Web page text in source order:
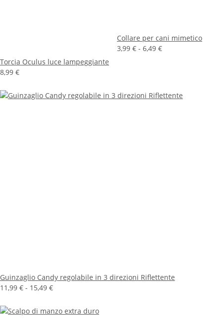
Torcia Oculus luce lampeggiante
8,99 €
Collare per cani mimetico
3,99 € - 6,49 €
Guinzaglio Candy regolabile in 3 direzioni Riflettente
11,99 € - 15,49 €